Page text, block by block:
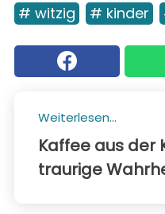
# witzig # kinder
Weiterlesen...
Kaffee aus der
traurige